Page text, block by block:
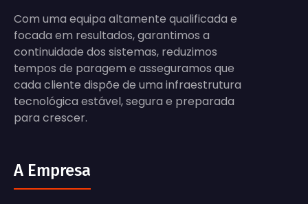
Com uma equipa altamente qualificada e
focada em resultados, garantimos a
continuidade dos sistemas, reduzimos
tempos de paragem e asseguramos que
cada cliente dispõe de uma infraestrutura
tecnológica estável, segura e preparada
para crescer.
A Empresa